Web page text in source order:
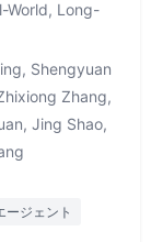
World, Long-
Shengyuan
Zhang,
Jing Shao,
ージェント